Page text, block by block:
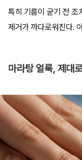
특히 기름이 굳기 전 조
제거가 까다로워진다.
마라탕 얼룩, 제대